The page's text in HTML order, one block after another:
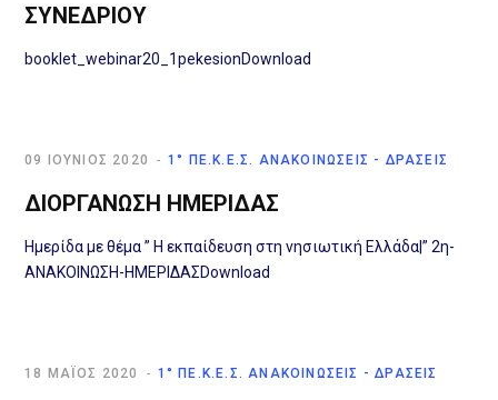
ΣΥΝΕΔΡΙΟΥ
booklet_webinar20_1pekesionDownload
1° ΠΕ.Κ.Ε.Σ. ΑΝΑΚΟΙΝΏΣΕΙΣ - ΔΡΆΣΕΙΣ
09 ΙΟΎΝΙΟΣ 2020
ΔΙΟΡΓΑΝΩΣΗ ΗΜΕΡΙΔΑΣ
Ημερίδα με θέμα ” Η εκπαίδευση στη νησιωτική Ελλάδα|” 2η-
ΑΝΑΚΟΙΝΩΣΗ-ΗΜΕΡΙΔΑΣDownload
1° ΠΕ.Κ.Ε.Σ. ΑΝΑΚΟΙΝΏΣΕΙΣ - ΔΡΆΣΕΙΣ
18 ΜΆΊΟΣ 2020